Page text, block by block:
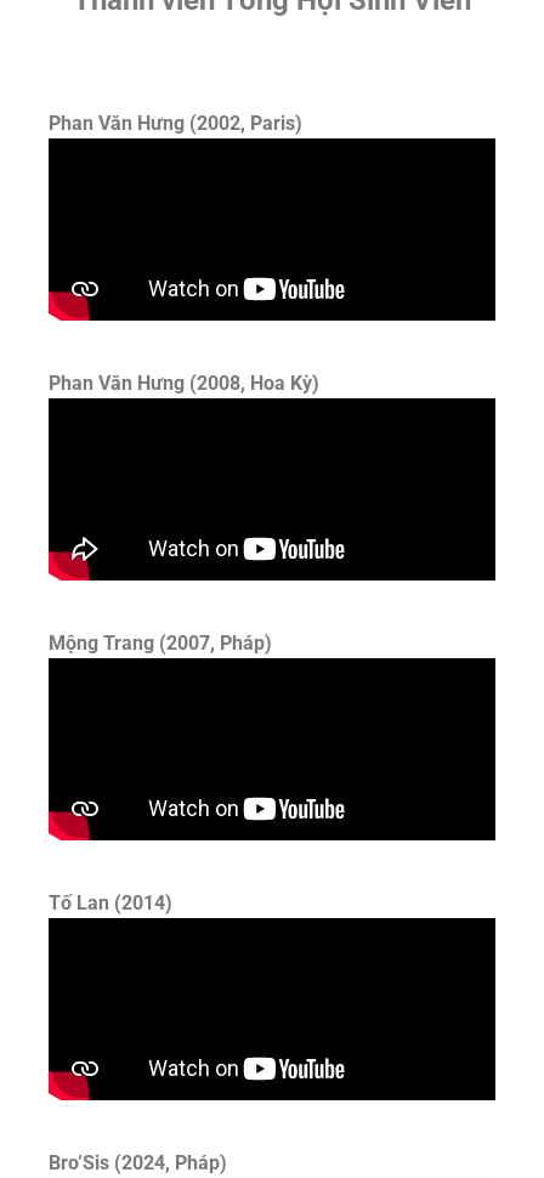
Phan Văn Hưng (2002, Paris)
Phan Văn Hưng (2008, Hoa Kỳ)
Mộng Trang (2007, Pháp)
Tố Lan (2014)
Bro’Sis (2024, Pháp)